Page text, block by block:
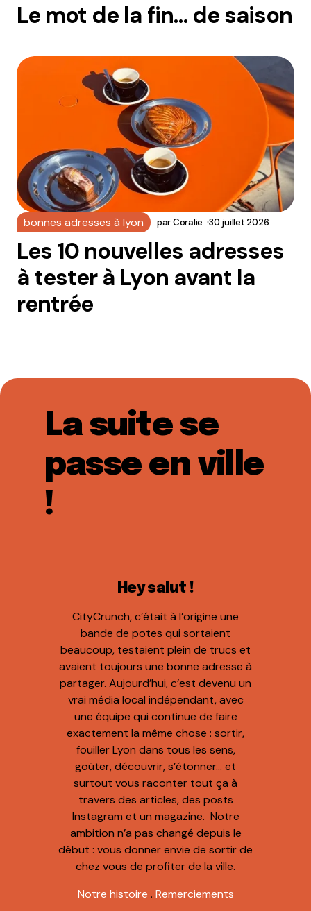
Le mot de la fin… de saison
bonnes adresses à lyon parCoralie 30 juillet 2026
Les 10 nouvelles adresses
à tester à Lyon avant la
rentrée
La suite se
passe en ville
!
Hey salut !
CityCrunch, c’était à l’origine une
bande de potes qui sortaient
beaucoup, testaient plein de trucs et
avaient toujours une bonne adresse à
partager. Aujourd’hui, c’est devenu un
vrai média local indépendant, avec
une équipe qui continue de faire
exactement la même chose : sortir,
fouiller Lyon dans tous les sens,
goûter, découvrir, s’étonner… et
surtout vous raconter tout ça à
travers des articles, des posts
Instagram et un magazine. Notre
ambition n’a pas changé depuis le
début : vous donner envie de sortir de
chez vous de profiter de la ville.
Notre histoire . Remerciements